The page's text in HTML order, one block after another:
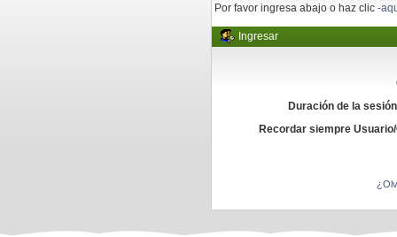
Por favor ingresa abajo o haz clic-
Ingresar
Duración de la
Recordar siempre